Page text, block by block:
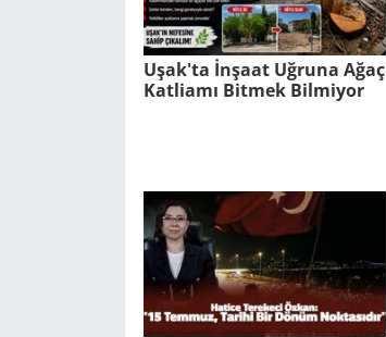
Uşak'ta İnşaat Uğruna Ağaç
Katliamı Bitmek Bilmiyor